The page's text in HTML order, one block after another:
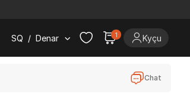
SQ / Denar 1 Kyçu
Chat